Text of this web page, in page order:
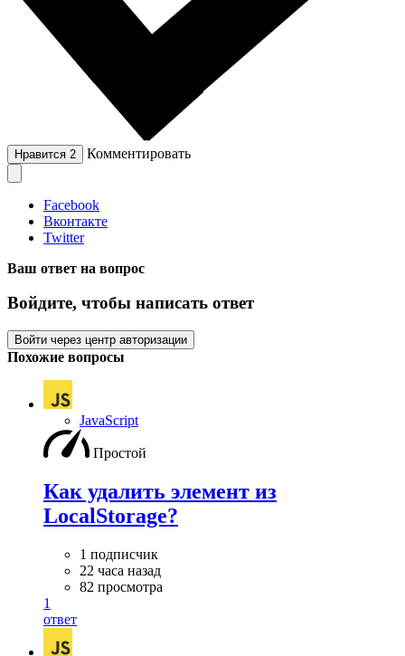
Нравится 2 Комментировать
Facebook
Вконтакте
Twitter
Ваш ответ на вопрос
Войдите, чтобы написать ответ
Войти через центр авторизации
Похожие вопросы
JavaScript
Простой
Как удалить элемент из
LocalStorage?
1 подписчик
22 часа назад
82 просмотра
1
ответ